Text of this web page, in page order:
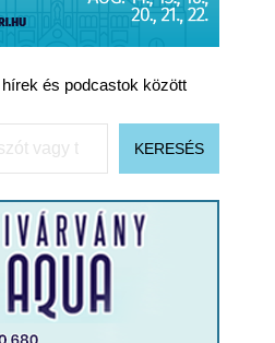
és podcastok között
KERESÉS